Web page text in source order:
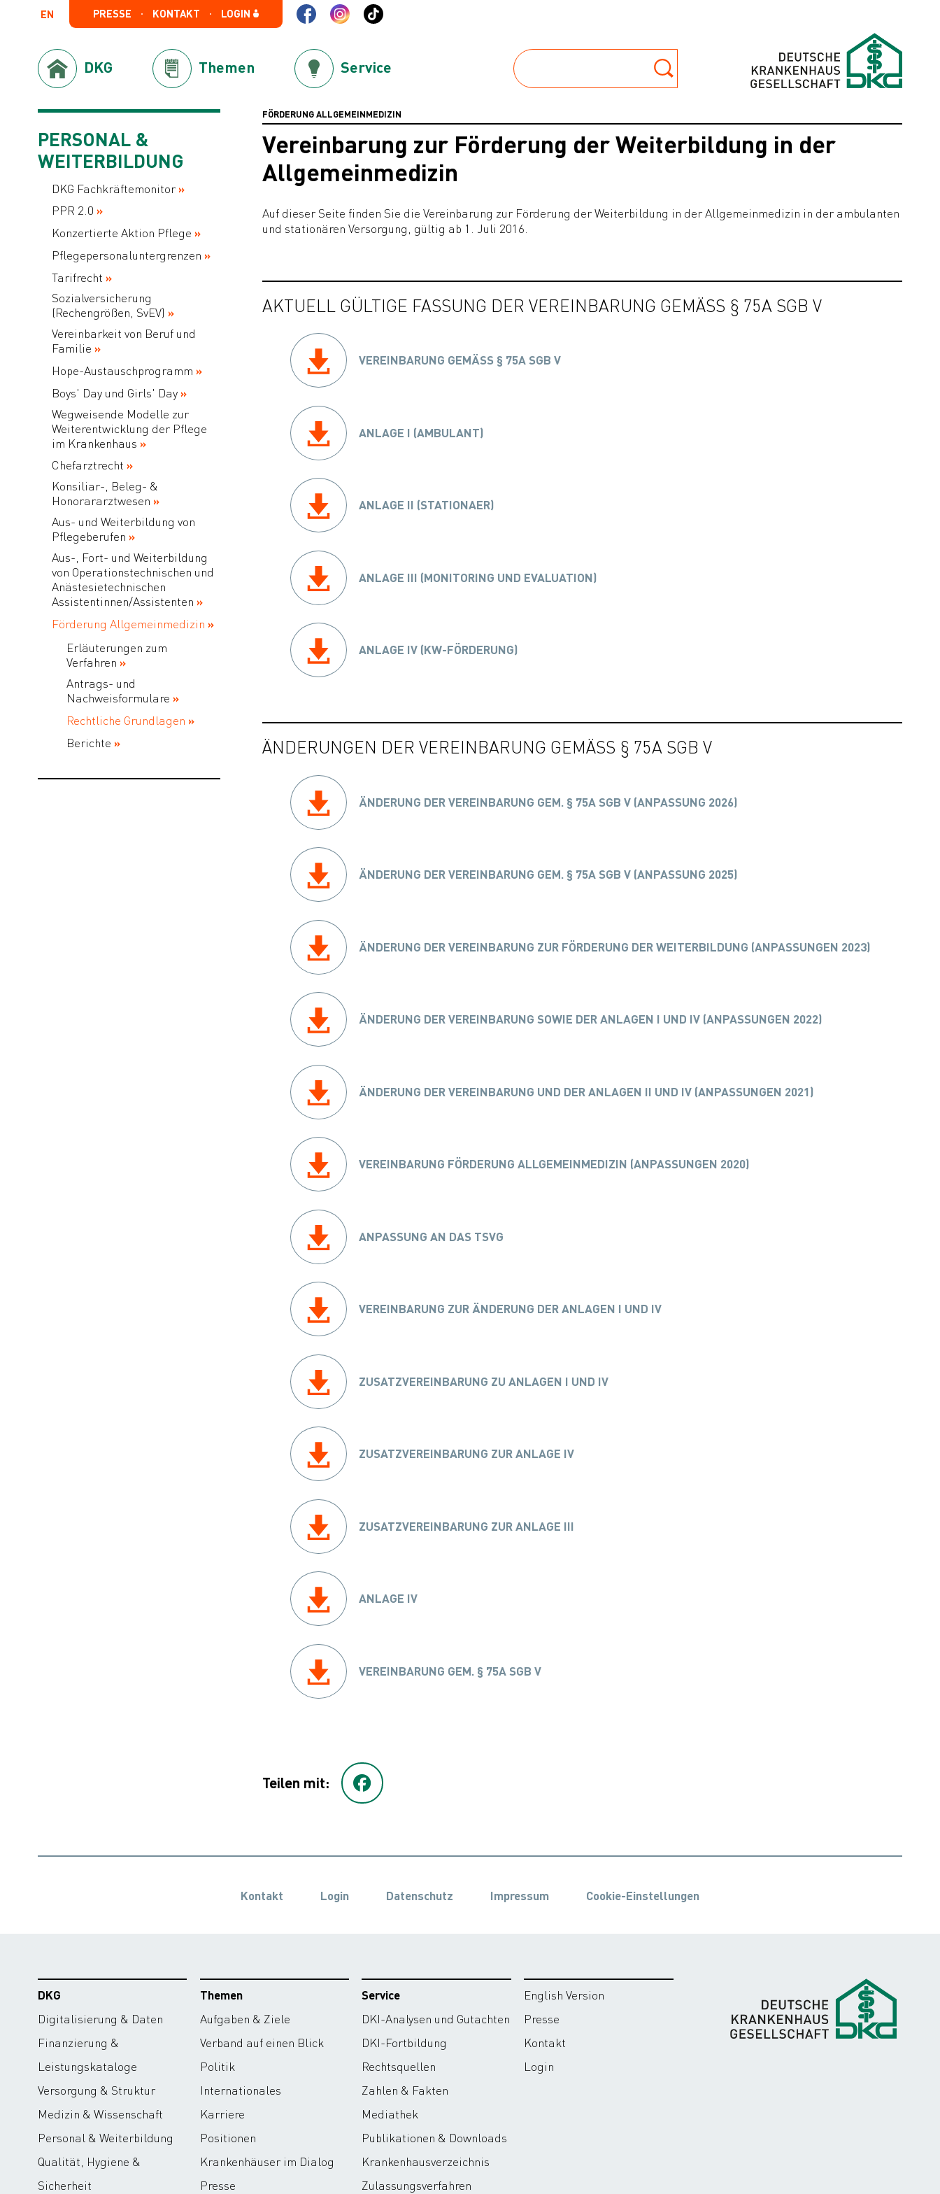
EN PRESSE KONTAKT LOGIN
DKG Themen Service
FÖRDERUNG ALLGEMEINMEDIZIN
Vereinbarung zur Förderung der Weiterbildung in der
Allgemeinmedizin
Auf dieser Seite finden Sie die Vereinbarung zur Förderung der Weiterbildung in der Allgemeinmedizin in der ambulanten
und stationären Versorgung, gültig ab 1. Juli 2016.
AKTUELL GÜLTIGE FASSUNG DER VEREINBARUNG GEMÄSS § 75A SGB V
VEREINBARUNG GEMÄSS § 75A SGB V
ANLAGE I (AMBULANT)
ANLAGE II (STATIONAER)
ANLAGE III (MONITORING UND EVALUATION)
ANLAGE IV (KW-FÖRDERUNG)
ÄNDERUNGEN DER VEREINBARUNG GEMÄSS § 75A SGB V
ÄNDERUNG DER VEREINBARUNG GEM. § 75A SGB V (ANPASSUNG 2026)
ÄNDERUNG DER VEREINBARUNG GEM. § 75A SGB V (ANPASSUNG 2025)
ÄNDERUNG DER VEREINBARUNG ZUR FÖRDERUNG DER WEITERBILDUNG (ANPASSUNGEN 2023)
ÄNDERUNG DER VEREINBARUNG SOWIE DER ANLAGEN I UND IV (ANPASSUNGEN 2022)
ÄNDERUNG DER VEREINBARUNG UND DER ANLAGEN II UND IV (ANPASSUNGEN 2021)
VEREINBARUNG FÖRDERUNG ALLGEMEINMEDIZIN (ANPASSUNGEN 2020)
ANPASSUNG AN DAS TSVG
VEREINBARUNG ZUR ÄNDERUNG DER ANLAGEN I UND IV
ZUSATZVEREINBARUNG ZU ANLAGEN I UND IV
ZUSATZVEREINBARUNG ZUR ANLAGE IV
ZUSATZVEREINBARUNG ZUR ANLAGE III
ANLAGE IV
VEREINBARUNG GEM. § 75A SGB V
Teilen mit:
PERSONAL &
WEITERBILDUNG
DKG Fachkräftemonitor
PPR 2.0
Konzertierte Aktion Pflege
Pflegepersonaluntergrenzen
Tarifrecht
Sozialversicherung
(Rechengrößen, SvEV)
Vereinbarkeit von Beruf und
Familie
Hope-Austauschprogramm
Boys' Day und Girls' Day
Wegweisende Modelle zur
Weiterentwicklung der Pflege
im Krankenhaus
Chefarztrecht
Konsiliar-, Beleg- &
Honorararztwesen
Aus- und Weiterbildung von
Pflegeberufen
Aus-, Fort- und Weiterbildung
von Operationstechnischen und
Anästesietechnischen
Assistentinnen/Assistenten
Förderung Allgemeinmedizin
Erläuterungen zum
Verfahren
Antrags- und
Nachweisformulare
Rechtliche Grundlagen
Berichte
Kontakt Login Datenschutz Impressum Cookie-Einstellungen
DKG
Digitalisierung & Daten
Finanzierung &
Leistungskataloge
Versorgung & Struktur
Medizin & Wissenschaft
Personal & Weiterbildung
Qualität, Hygiene &
Sicherheit
Themen
Aufgaben & Ziele
Verband auf einen Blick
Politik
Internationales
Karriere
Positionen
Krankenhäuser im Dialog
Presse
Service
DKI-Analysen und Gutachten
DKI-Fortbildung
Rechtsquellen
Zahlen & Fakten
Mediathek
Publikationen & Downloads
Krankenhausverzeichnis
Zulassungsverfahren
English Version
Presse
Kontakt
Login